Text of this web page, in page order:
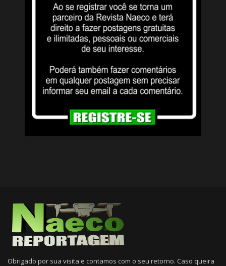
Obrigado por sua visita e contamos com o seu retorno. Caso queira